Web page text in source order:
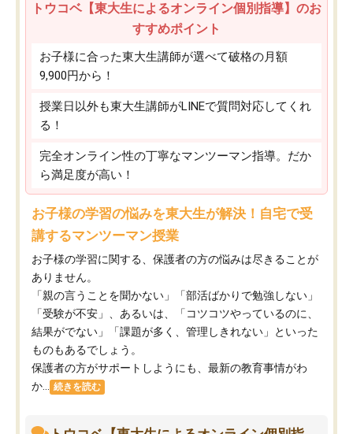
トウコベ【東大生によるオンライン個別指導】のお
すすめポイント
お子様に合った東大生講師が選べて破格の月額
9,900円から！
授業日以外も東大生講師がLINEで質問対応してくれ
る！
完全オンライン性の丁寧なマンツーマン指導。だか
ら満足度が高い！
お子様の学習の悩みを東大生が解決！自宅で受
講するマンツーマン授業
お子様の学習に関する、保護者の方の悩みは尽きることが
ありません。
「親の言うことを聞かない」「部活ばかりで勉強しない」
「受験が不安」、あるいは、「コツコツやっているのに、
結果がでない」「課題が多く、管理しきれない」といった
ものもあるでしょう。
保護者の方がサポートしようにも、最新の教育事情がわ
か...
続きを読む